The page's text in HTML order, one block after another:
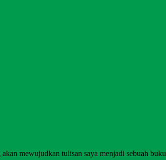
mewujudkan tulisan saya menjadi sebuah buku